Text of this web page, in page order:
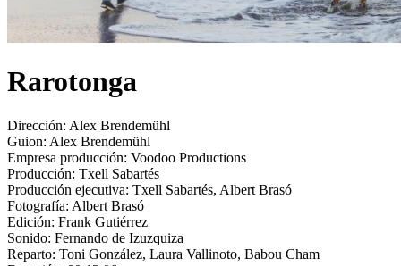
Rarotonga
Dirección: Alex Brendemühl
Guion: Alex Brendemühl
Empresa producción: Voodoo Productions
Producción: Txell Sabartés
Producción ejecutiva: Txell Sabartés, Albert Brasó
Fotografía: Albert Brasó
Edición: Frank Gutiérrez
Sonido: Fernando de Izuzquiza
Reparto: Toni González, Laura Vallinoto, Babou Cham